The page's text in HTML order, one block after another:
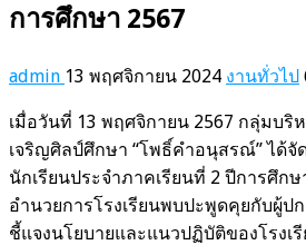
การศึกษา 2567
admin 13 พฤศจิกายน 2024 งานทั่วไป
เมื่อวันที่ 13 พฤศจิกายน 2567 กลุ่มบริ
เจริญศิลป์ศึกษา “โพธิ์คำอนุสรณ์” ได้จั
นักเรียนประจำภาคเรียนที่ 2 ปีการศึก
อำนวยการโรงเรียนพบปะพูดคุยกับผู้ป
ชี้แจงนโยบายและแนวปฏิบัติของโรงเ